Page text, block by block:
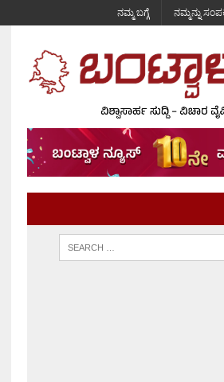
ನಮ್ಮ ಬಗ್ಗೆ ನಮ್ಮನ್ನು